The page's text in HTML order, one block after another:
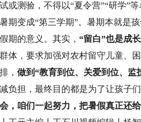
或测验，不得以“夏令营”“研学”
变成“第三学期”。暑期本就是孩
期的意义。其实， “留白”也是成
，要求加强对农村留守儿童、困
，做到“教育到位、关爱到位、监
担，最终目的都是为了让孩子
，咱们一起努力，把暑假真正还